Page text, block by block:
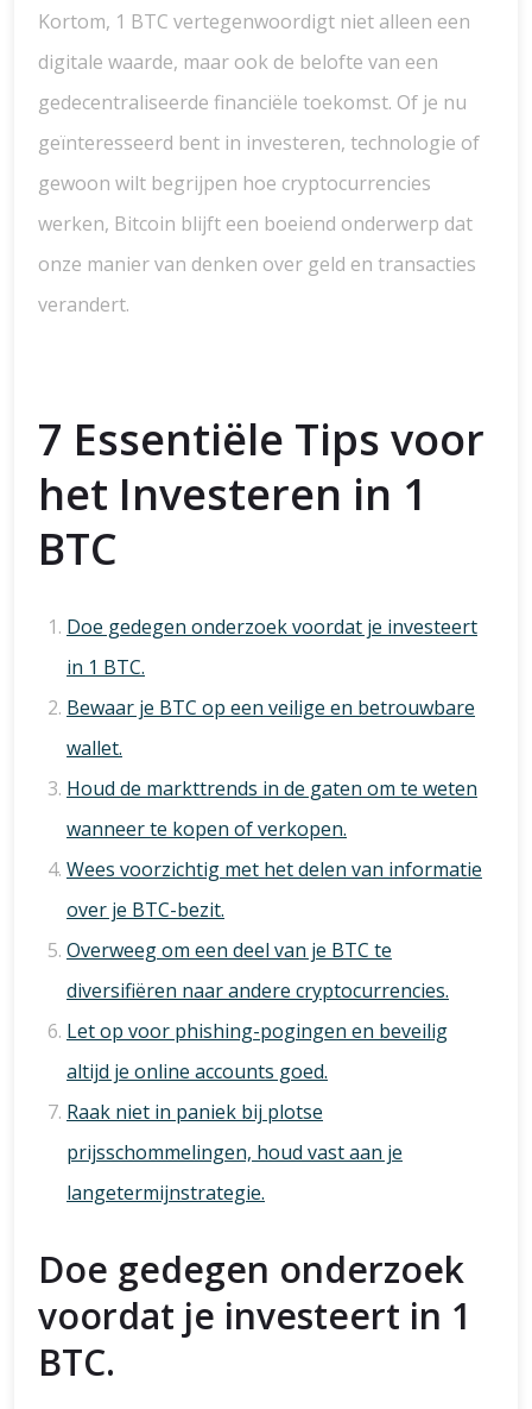
Kortom, 1 BTC vertegenwoordigt niet alleen een
digitale waarde, maar ook de belofte van een
gedecentraliseerde financiële toekomst. Of je nu
geïnteresseerd bent in investeren, technologie of
gewoon wilt begrijpen hoe cryptocurrencies
werken, Bitcoin blijft een boeiend onderwerp dat
onze manier van denken over geld en transacties
verandert.
7 Essentiële Tips voor
het Investeren in 1
BTC
Doe gedegen onderzoek voordat je investeert
in 1 BTC.
Bewaar je BTC op een veilige en betrouwbare
wallet.
Houd de markttrends in de gaten om te weten
wanneer te kopen of verkopen.
Wees voorzichtig met het delen van informatie
over je BTC-bezit.
Overweeg om een deel van je BTC te
diversifiëren naar andere cryptocurrencies.
Let op voor phishing-pogingen en beveilig
altijd je online accounts goed.
Raak niet in paniek bij plotse
prijsschommelingen, houd vast aan je
langetermijnstrategie.
Doe gedegen onderzoek
voordat je investeert in 1
BTC.